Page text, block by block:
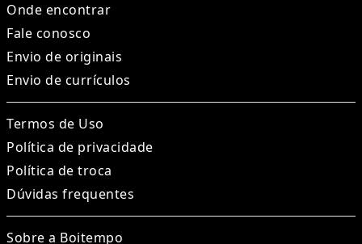
Onde encontrar
Fale conosco
Envio de originais
Envio de currículos
Termos de Uso
Política de privacidade
Política de troca
Dúvidas frequentes
Sobre a Boitempo